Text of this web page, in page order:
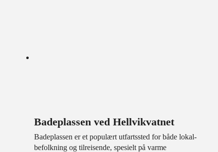
Badeplassen ved Hellvikvatnet
Badeplassen er et populært utfartssted for både lokal­
befolkning og tilreisende, spesielt på varme